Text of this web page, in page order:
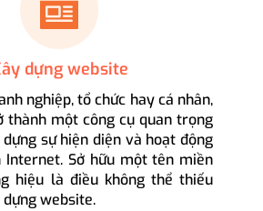
dựng website
nghiệp, tổ chức hay cá nhân,
thành một công cụ quan trọng
sự hiện diện và hoạt động
Internet. Sở hữu một tên miền
hiệu là điều không thể thiếu
website.